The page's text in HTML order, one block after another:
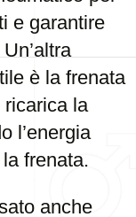
e garantire
è la frenata
ricarica la
l’energia
frenata.
anche